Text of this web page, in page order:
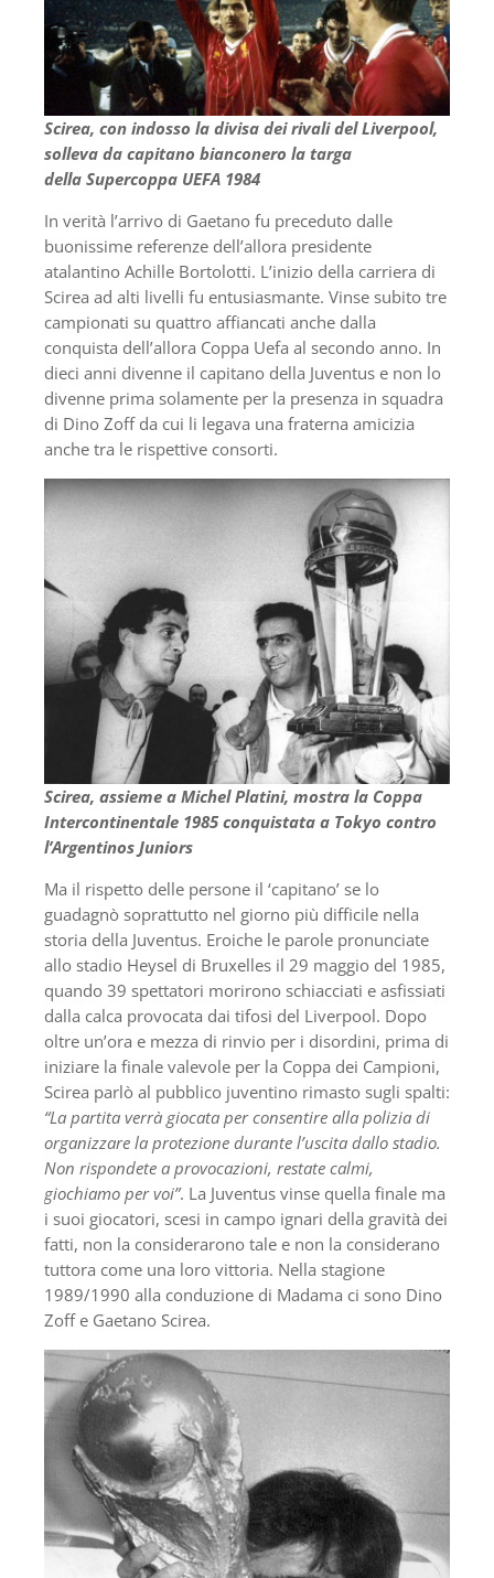
Scirea, con indosso la divisa dei rivali del Liverpool,
solleva da capitano bianconero la targa
della Supercoppa UEFA 1984
In verità l’arrivo di Gaetano fu preceduto dalle
buonissime referenze dell’allora presidente
atalantino Achille Bortolotti. L’inizio della carriera di
Scirea ad alti livelli fu entusiasmante. Vinse subito tre
campionati su quattro affiancati anche dalla
conquista dell’allora Coppa Uefa al secondo anno. In
dieci anni divenne il capitano della Juventus e non lo
divenne prima solamente per la presenza in squadra
di Dino Zoff da cui li legava una fraterna amicizia
anche tra le rispettive consorti.
Scirea, assieme a Michel Platini, mostra la Coppa
Intercontinentale 1985 conquistata a Tokyo contro
l’Argentinos Juniors
Ma il rispetto delle persone il ‘capitano’ se lo
guadagnò soprattutto nel giorno più difficile nella
storia della Juventus. Eroiche le parole pronunciate
allo stadio Heysel di Bruxelles il 29 maggio del 1985,
quando 39 spettatori morirono schiacciati e asfissiati
dalla calca provocata dai tifosi del Liverpool. Dopo
oltre un’ora e mezza di rinvio per i disordini, prima di
iniziare la finale valevole per la Coppa dei Campioni,
Scirea parlò al pubblico juventino rimasto sugli spalti:
“La partita verrà giocata per consentire alla polizia di
organizzare la protezione durante l’uscita dallo stadio.
Non rispondete a provocazioni, restate calmi,
giochiamo per voi”. La Juventus vinse quella finale ma
i suoi giocatori, scesi in campo ignari della gravità dei
fatti, non la considerarono tale e non la considerano
tuttora come una loro vittoria. Nella stagione
1989/1990 alla conduzione di Madama ci sono Dino
Zoff e Gaetano Scirea.